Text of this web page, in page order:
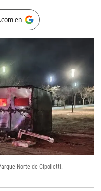
en
Norte de Cipolletti.